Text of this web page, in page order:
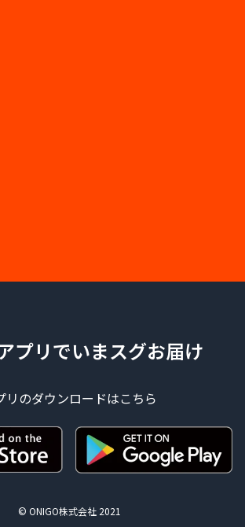
プリでいまスグお届け
リのダウンロードはこちら
© ONIGO株式会社 2021